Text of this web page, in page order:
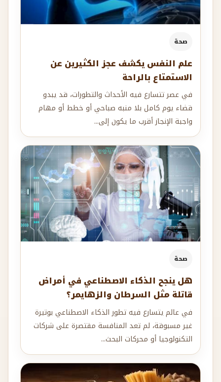
صحة
علم النفس يكشف عجز الكثيرين عن
الاستمتاع بالراحة
في عصر تتسارع فيه الأحداث والتطورات، قد يبدو
قضاء يوم كامل بلا منبه صباحي أو خطط أو مهام
واجبة الإنجاز أقرب ما يكون إلى...
صحة
هل ينجح الذكاء الاصطناعي في أمراض
قاتلة مثل السرطان والزهايمر؟
في عالم يتسارع فيه تطور الذكاء الاصطناعي بوتيرة
غير مسبوقة، لم تعد المنافسة مقتصرة على شركات
التكنولوجيا أو محركات البحث...